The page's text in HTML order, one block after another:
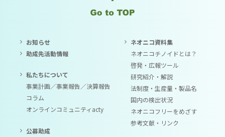
お知らせ
助成先活動情報
私たちについて
事業計画／事業報告／決算報告
コラム
オンラインコミュニティacty
公募助成
ネオニコ資料集
ネオニコチノイドとは？
啓発・広報ツール
研究紹介・解説
法制度・生産量・製品名
国内の検出状況
ネオニコフリーをめざす
参考文献・リンク